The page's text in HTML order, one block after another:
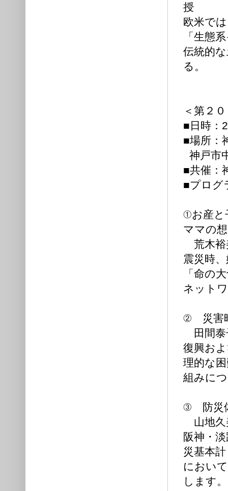
授
欧米で
「生態
伝統的
る。
＜第２
■日時：
■場所：
神戸市
■共催：
■プログ
①お産と
ママの
荒木裕
震災時
「命の
ネット
② 災害
田間泰
復興お
理的な
組みに
③ 防災
山地久
阪神・
災基本
におい
します。